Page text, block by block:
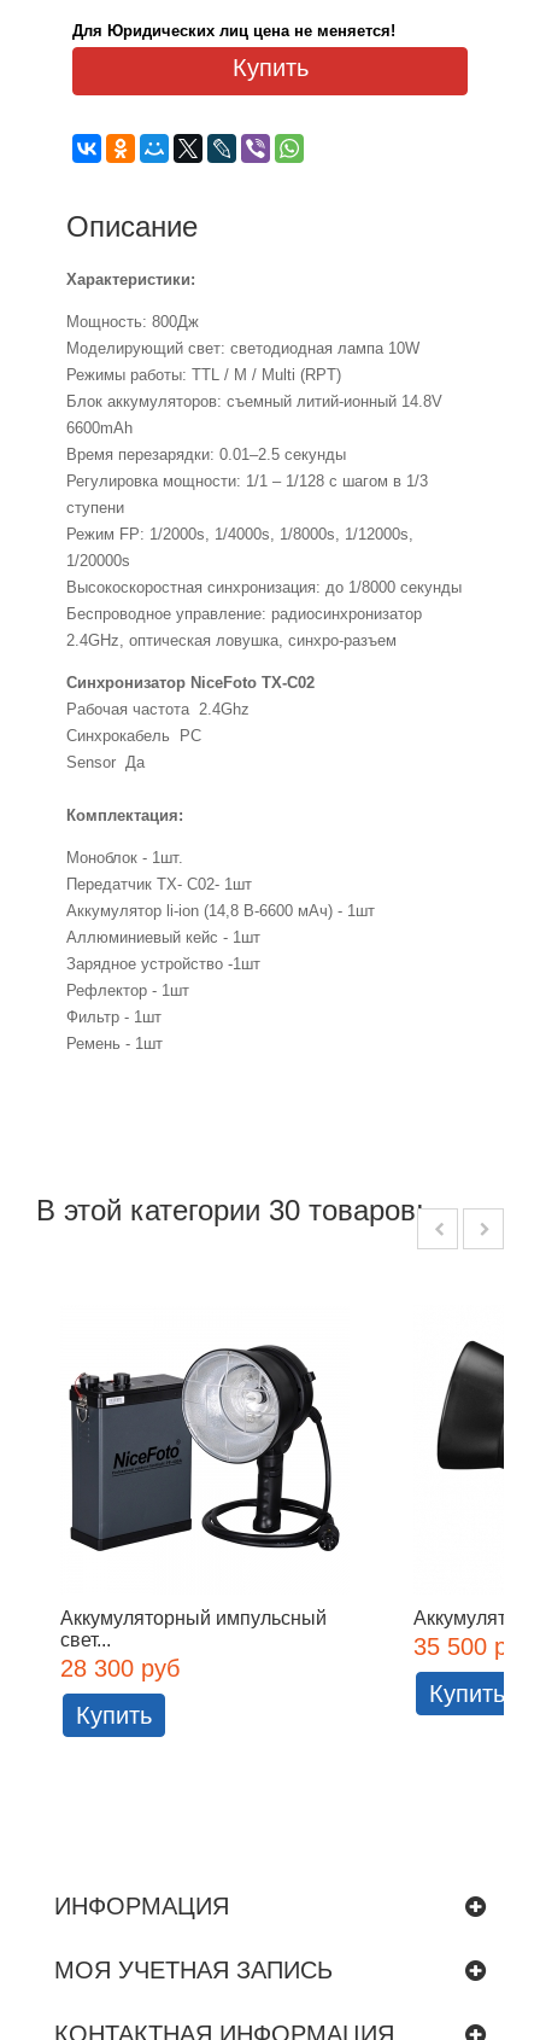
Для Юридических лиц цена не меняется!
Купить
Описание
Характеристики:
Мощность: 800Дж
Моделирующий свет: светодиодная лампа 10W
Режимы работы: TTL / M / Multi (RPT)
Блок аккумуляторов: съемный литий-ионный 14.8V
6600mAh
Время перезарядки: 0.01–2.5 секунды
Регулировка мощности: 1/1 – 1/128 с шагом в 1/3
ступени
Режим FP: 1/2000s, 1/4000s, 1/8000s, 1/12000s,
1/20000s
Высокоскоростная синхронизация: до 1/8000 секунды
Беспроводное управление: радиосинхронизатор
2.4GHz, оптическая ловушка, синхро-разъем
Синхронизатор NiceFoto TX-C02
Рабочая частота 2.4Ghz
Синхрокабель
PC
Sensor Да
Комплектация:
Моноблок - 1шт.
Передатчик TX- C02- 1шт
Аккумулятор li-ion (14,8 В-6600 мАч) - 1шт
Аллюминиевый кейс - 1шт
Зарядное устройство -1шт
Рефлектор - 1шт
Фильтр - 1шт
Ремень - 1шт
В этой категории 30 товаров:
Аккумуляторный импульсный
свет...
28 300 руб
Купить
35 500 руб
Купить
ИНФОРМАЦИЯ
МОЯ УЧЕТНАЯ ЗАПИСЬ
КОНТАКТНАЯ ИНФОРМАЦИЯ